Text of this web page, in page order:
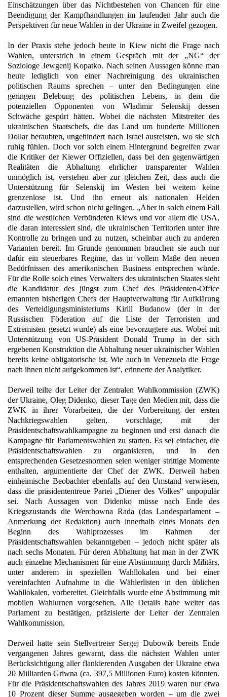
Einschätzungen über das Nichtbestehen von Chancen für eine
Beendigung der Kampfhandlungen im laufenden Jahr auch die
Perspektiven für neue Wahlen in der Ukraine in Zweifel gezogen.
In der Praxis stehe jedoch heute in Kiew nicht die Frage nach
Wahlen, unterstrich in einem Gespräch mit der „NG“ der
Soziologe Jewgenij Kopatko. Nach seinen Aussagen könne man
heute lediglich von einer Nachreinigung des ukrainischen
politischen Raums sprechen – unter den Bedingungen eine
geringen Belebung des politischen Lebens, in dem die
potenziellen Opponenten von Wladimir Selenskij dessen
Schwäche gespürt hätten. Wobei die nächsten Mitstreiter des
ukrainischen Staatschefs, die das Land um hunderte Millionen
Dollar beraubten, ungehindert nach Israel ausreisten, wo sie sich
ruhig fühlen. Doch vor solch einem Hintergrund begreifen zwar
die Kritiker der Kiewer Offiziellen, dass bei den gegenwärtigen
Realitäten die Abhaltung ehrlicher transparenter Wahlen
unmöglich ist, verstehen aber zur gleichen Zeit, dass auch die
Unterstützung für Selenskij im Westen bei weitem keine
grenzenlose ist. Und ihn erneut als nationalen Helden
darzustellen, wird schon nicht gelingen. „Aber in solch einem Fall
sind die westlichen Verbündeten Kiews und vor allem die USA,
die daran interessiert sind, die ukrainischen Territorien unter ihre
Kontrolle zu bringen und zu nutzen, scheinbar auch zu anderen
Varianten bereit. Im Grunde genommen brauchen sie auch nur
dafür ein steuerbares Regime, das in vollem Maße den neuen
Bedürfnissen des amerikanischen Business entsprechen würde.
Für die Rolle solch eines Verwalters des ukrainischen Staates sieht
die Kandidatur des jüngst zum Chef des Präsidenten-Office
ernannten bisherigen Chefs der Hauptverwaltung für Aufklärung
des Verteidigungsministeriums Kirill Budanow (der in der
Russischen Föderation auf die Liste der Terroristen und
Extremisten gesetzt wurde) als eine bevorzugtere aus. Wobei mit
Unterstützung von US-Präsident Donald Trump in der sich
ergebenen Konstruktion die Abhaltung neuer ukrainischer Wahlen
bereits keine obligatorische ist. Wie auch in Venezuela die Frage
nach ihnen nicht aufgekommen ist“, erinnerte der Analytiker.
Derweil teilte der Leiter der Zentralen Wahlkommission (ZWK)
der Ukraine, Oleg Didenko, dieser Tage den Medien mit, dass die
ZWK in ihrer Vorarbeiten, die der Vorbereitung der ersten
Nachkriegswahlen gelten, vorschlage, mit der
Präsidentschaftswahlkampagne zu beginnen und erst danach die
Kampagne für Parlamentswahlen zu starten. Es sei einfacher, die
Präsidentschaftswahlen zu organisieren, und in den
entsprechenden Gesetzesnormen seien weniger strittige Momente
enthalten, argumentierte der Chef der ZWK. Derweil haben
einheimische Beobachter ebenfalls auf den Umstand verwiesen,
dass die präsidententreue Partei „Diener des Volkes“ unpopulär
sei. Nach Aussagen von Didenko müsse nach Ende des
Kriegszustands die Werchowna Rada (das Landesparlament –
Anmerkung der Redaktion) auch innerhalb eines Monats den
Beginn des Wahlprozesses im Rahmen der
Präsidentschaftswahlen bekanntgeben – jedoch nicht später als
nach sechs Monaten. Für deren Abhaltung hat man in der ZWK
auch einzelne Mechanismen für eine Abstimmung durch Militärs,
unter anderem in speziellen Wahllokalen und bei einer
vereinfachten Aufnahme in die Wählerlisten in den üblichen
Wahllokalen, vorbereitet. Gleichfalls wurde eine Abstimmung mit
mobilen Wahlurnen vorgesehen. Alle Details habe weiter das
Parlament zu bestätigen, präzisierte der Leiter der Zentralen
Wahlkommission.
Derweil hatte sein Stellvertreter Sergej Dubowik bereits Ende
vergangenen Jahres gewarnt, dass die nächsten Wahlen unter
Berücksichtigung aller flankierenden Ausgaben der Ukraine etwa
20 Milliarden Griwna (ca. 397,5 Millionen Euro) kosten könnten.
Für die Präsidentschaftswahlen des Jahres 2019 waren nur etwa
10 Prozent dieser Summe ausgegeben worden – um die zwei